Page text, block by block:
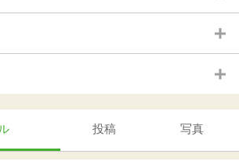
投稿 写真